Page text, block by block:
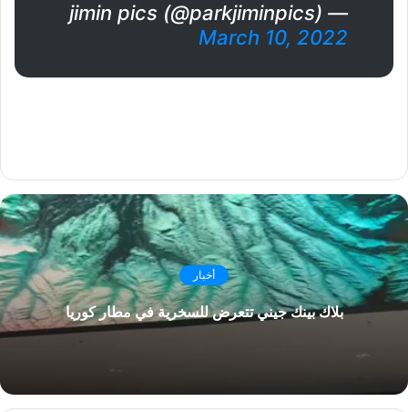
— jimin pics (@parkjiminpics)
March 10, 2022
أخبار
بلاك بينك جيني تتعرض للسخرية في مطار كوريا